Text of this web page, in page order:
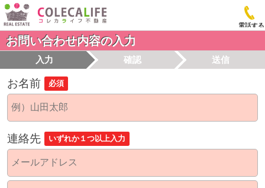
電話する
お問い合わせ内容の入力
入力 確認 送信
お名前 必須
連絡先 いずれか１つ以上入力